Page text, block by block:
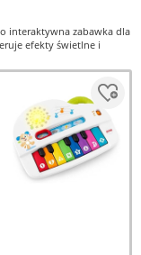
interaktywna zabawka dla
efekty świetlne i